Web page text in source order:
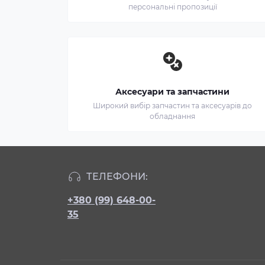
персональні пропозиції
Аксесуари та запчастини
Широкий вибір запчастин та аксесуарів до
обладнання
ТЕЛЕФОНИ:
+380 (99) 648-00-
35